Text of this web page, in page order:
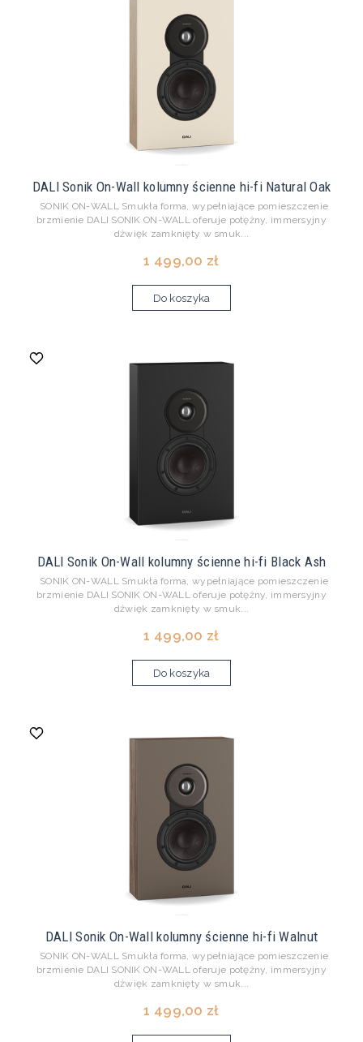
DALI Sonik On-Wall kolumny ścienne hi-fi Natural Oak
SONIK ON-WALL Smukła forma, wypełniające pomieszczenie
brzmienie DALI SONIK ON-WALL oferuje potężny, immersyjny
dźwięk zamknięty w smuk...
1 499,00 zł
Do koszyka
DALI Sonik On-Wall kolumny ścienne hi-fi Black Ash
SONIK ON-WALL Smukła forma, wypełniające pomieszczenie
brzmienie DALI SONIK ON-WALL oferuje potężny, immersyjny
dźwięk zamknięty w smuk...
1 499,00 zł
Do koszyka
DALI Sonik On-Wall kolumny ścienne hi-fi Walnut
SONIK ON-WALL Smukła forma, wypełniające pomieszczenie
brzmienie DALI SONIK ON-WALL oferuje potężny, immersyjny
dźwięk zamknięty w smuk...
1 499,00 zł